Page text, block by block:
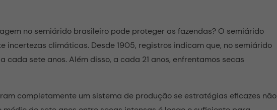
no semiárido brasileiro pode proteger as fazendas? O semiárido
incertezas climáticas. Desde 1905, registros indicam que, no semiárido
cada sete anos. Além disso, a cada 21 anos, enfrentamos secas
completamente um sistema de produção se estratégias eficazes não